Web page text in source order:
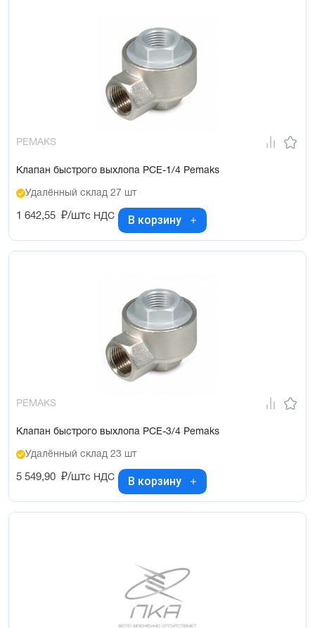
PEMAKS
Клапан быстрого выхлопа PCE-1/4 Pemaks
Удалённый склад 27 шт
1 642,55 ₽/штс НДС В корзину
PEMAKS
Клапан быстрого выхлопа PCE-3/4 Pemaks
Удалённый склад 23 шт
5 549,90 ₽/штс НДС В корзину